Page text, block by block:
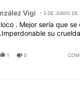
Vigi 3 DE JUNIO DE
. Mejor sería que
su
1 0